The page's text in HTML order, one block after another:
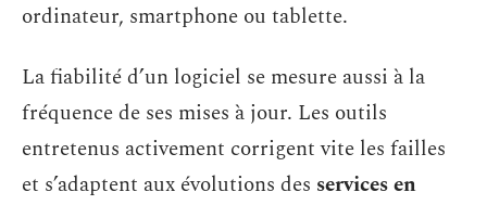
ordinateur, smartphone ou tablette.
La fiabilité d’un logiciel se mesure aussi à la
fréquence de ses mises à jour. Les outils
entretenus activement corrigent vite les failles
et s’adaptent aux évolutions des services en